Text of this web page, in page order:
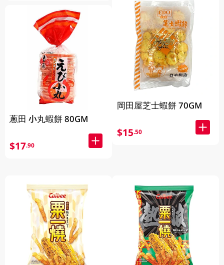
蔥田 小丸蝦餅 80GM
$17.90
岡田屋芝士蝦餅 70GM
$15.50